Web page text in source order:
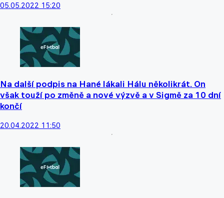
05.05.2022 15:20
Na další podpis na Hané lákali Hálu několikrát. On
však touží po změně a nové výzvě a v Sigmě za 10 dní
končí
20.04.2022 11:50